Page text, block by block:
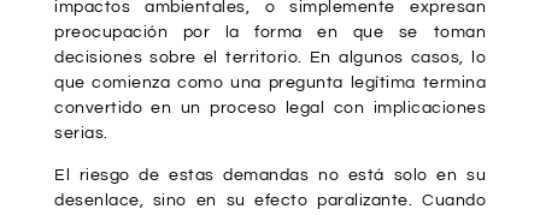
impactos ambientales, o simplemente expresan
preocupación por la forma en que se toman
decisiones sobre el territorio. En algunos casos, lo
que comienza como una pregunta legítima termina
convertido en un proceso legal con implicaciones
serias.
El riesgo de estas demandas no está solo en su
desenlace, sino en su efecto paralizante. Cuando